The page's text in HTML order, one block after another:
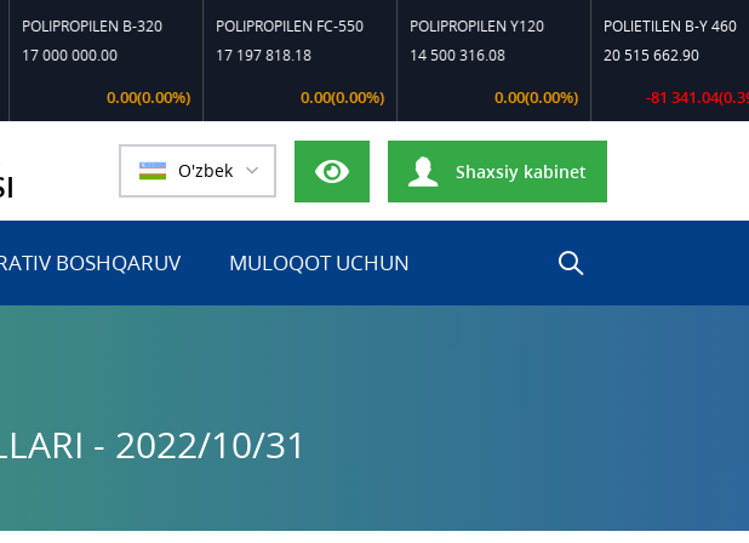
B-320
POLIPROPILEN FC-550
17 197 818.18
POLIPROPILEN Y120
14 500 316.08
POLIETILEN B-Y 460
20 515 662.90
-81 341.04(0.39%)
O'zbek Shaxsiy kabinet
BOSHQARUV MULOQOT UCHUN
- 2022/10/31